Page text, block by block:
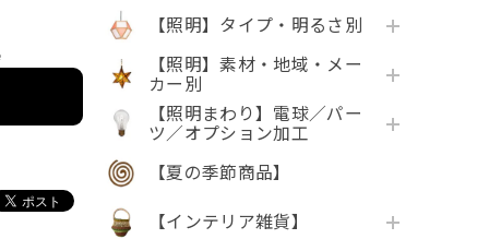
【照明】タイプ・明るさ別
【照明】素材・地域・メー
カー別
【照明まわり】電球／パー
ツ／オプション加工
【夏の季節商品】
【インテリア雑貨】